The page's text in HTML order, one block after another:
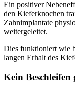
Ein positiver
den Kieferknochen
Zahnimplantate
weitergeleitet.
Dies funktioniert wie
langen Erhalt des
Kein Beschleifen